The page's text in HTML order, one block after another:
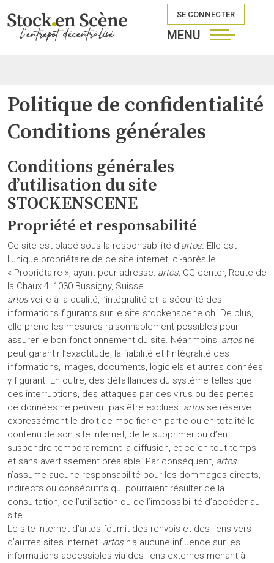
SE CONNECTER
MENU
Politique de confidentialité
Conditions générales
Conditions générales
d’utilisation du site
STOCKENSCENE
Propriété et responsabilité
Ce site est placé sous la responsabilité d’artos. Elle est
l’unique propriétaire de ce site internet, ci-après le
« Propriétaire », ayant pour adresse: artos, QG center, Route de
la Chaux 4, 1030 Bussigny, Suisse.
artosveille à la qualité, l’intégralité et la sécurité des
informations figurants sur le site stockenscene.ch. De plus,
elle prend les mesures raisonnablement possibles pour
assurer le bon fonctionnement du site. Néanmoins, artosne
peut garantir l’exactitude, la fiabilité et l’intégralité des
informations, images, documents, logiciels et autres données
y figurant. En outre, des défaillances du système telles que
des interruptions, des attaques par des virus ou des pertes
de données ne peuvent pas être exclues. artosse réserve
expressément le droit de modifier en partie ou en totalité le
contenu de son site internet, de le supprimer ou d’en
suspendre temporairement la diffusion, et ce en tout temps
et sans avertissement préalable. Par conséquent, artos
n’assume aucune responsabilité pour les dommages directs,
indirects ou consécutifs qui pourraient résulter de la
consultation, de l’utilisation ou de l’impossibilité d’accéder au
site.
Le site internet d’artos fournit des renvois et des liens vers
d’autres sites internet. artosn’a aucune influence sur les
informations accessibles via des liens externes menant à